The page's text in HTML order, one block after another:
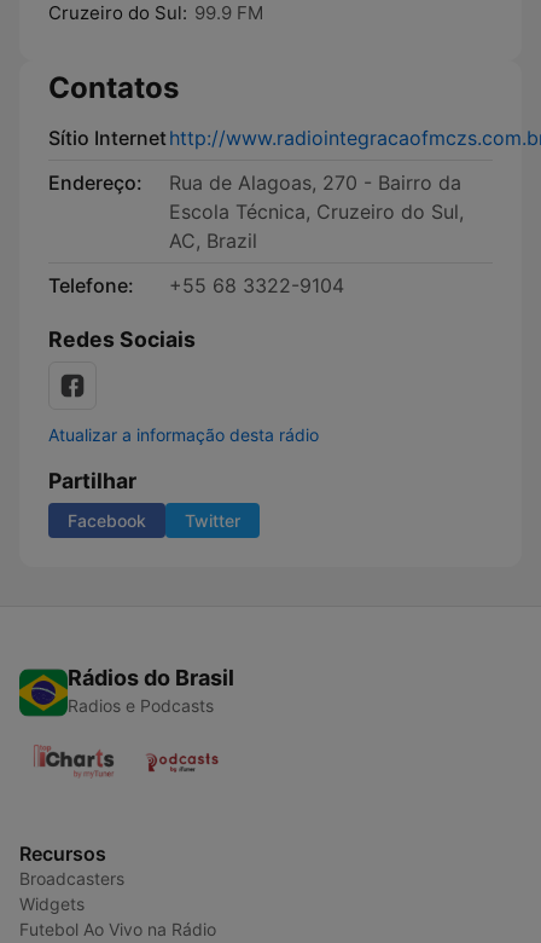
Cruzeiro do Sul: 99.9 FM
Contatos
Sítio Internethttp://
Endereço:
Rua de Alagoas, 270 - Bairro da
Escola Técnica, Cruzeiro do Sul,
AC, Brazil
Telefone:
+55 68 3322-9104
Redes Sociais
Atualizar a informação desta rádio
Partilhar
Facebook Twitter
Rádios do Brasil
Radios e Podcasts
Recursos
Broadcasters
Widgets
Futebol Ao Vivo na Rádio